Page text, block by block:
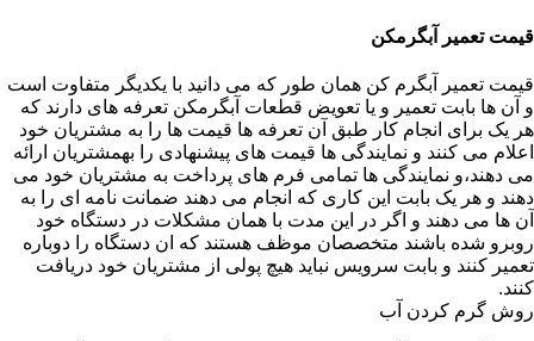
قیمت تعمیر آبگرمکن
قیمت تعمیر آبگرم کن همان طور که می دانید با یکدیگر متفاوت است
و آن ها بابت تعمیر و یا تعویض قطعات آبگرمکن تعرفه های دارند که
هر یک برای انجام کار طبق آن تعرفه ها قیمت ها را به مشتریان خود
اعلام می کنند و نمایندگی ها قیمت های پیشنهادی را بهمشتریان ارائه
می دهند،و نمایندگی ها تمامی فرم های پرداخت به مشتریان خود می
دهند و هر یک بابت این کاری که انجام می دهند ضمانت نامه ای را به
آن ها می دهند و اگر در این مدت با همان مشکلات در دستگاه خود
روبرو شده باشند متخصصان موظف هستند که ان دستگاه را دوباره
تعمیر کنند و بابت سرویس نباید هیچ پولی از مشتریان خود دریافت
کنند.
روش گرم کردن آب